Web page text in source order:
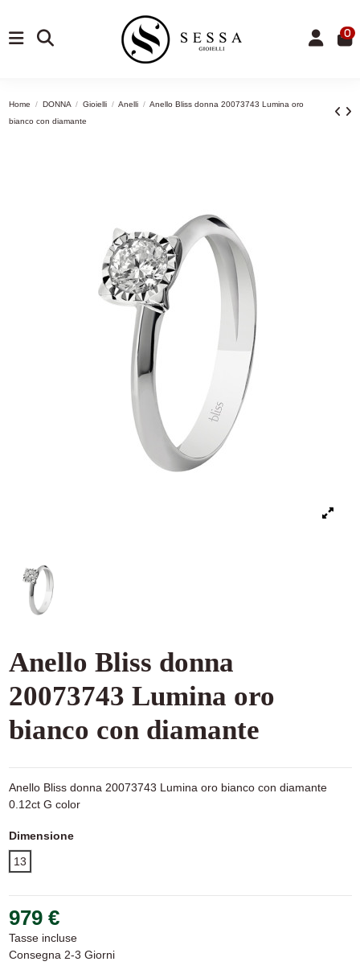
0
Home DONNA Gioielli Anelli
Anello Bliss donna 20073743 Lumina oro
bianco con diamante
Anello Bliss donna
20073743 Lumina oro
bianco con diamante
Anello Bliss donna 20073743 Lumina oro bianco con diamante
0.12ct G color
Dimensione
13
979 €
Tasse incluse
Consegna 2-3 Giorni